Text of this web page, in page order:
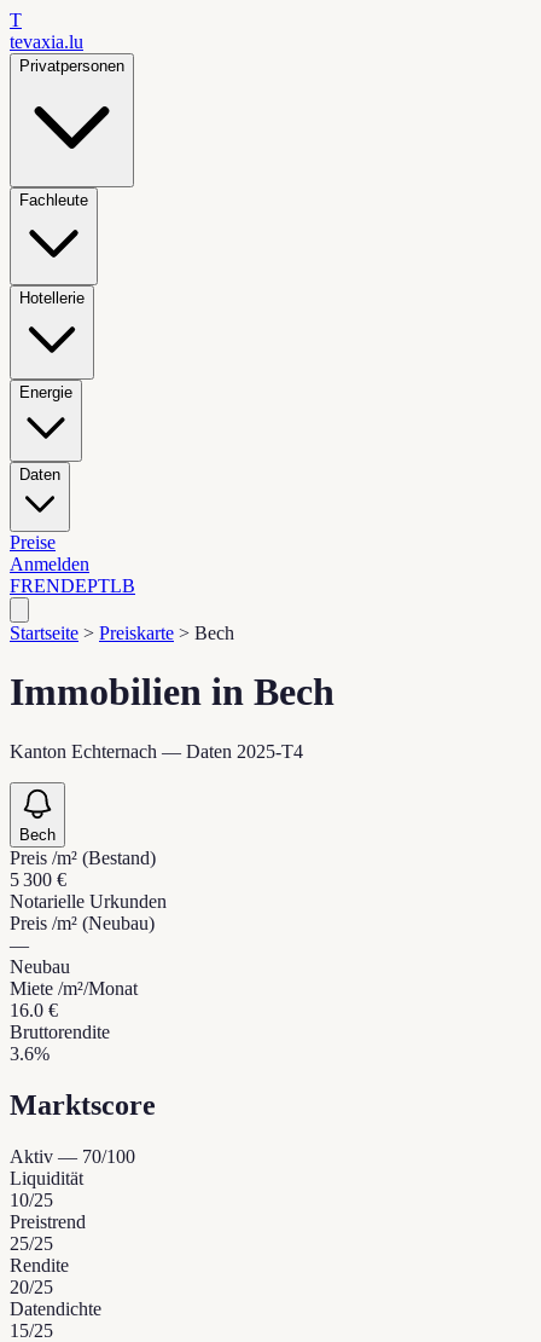
T
tevaxia.lu
Privatpersonen
Fachleute
Hotellerie
Energie
Daten
Preise
Anmelden
FRENDEPTLB
Startseite > Preiskarte > Bech
Immobilien in Bech
Kanton Echternach — Daten 2025-T4
Bech
Preis /m² (Bestand)
5 300 €
Notarielle Urkunden
Preis /m² (Neubau)
—
Neubau
Miete /m²/Monat
16.0 €
Bruttorendite
3.6%
Marktscore
Aktiv — 70/100
Liquidität
10/25
Preistrend
25/25
Rendite
20/25
Datendichte
15/25